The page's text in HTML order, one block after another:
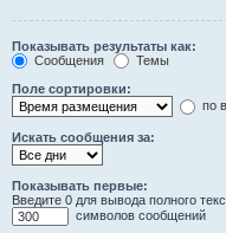
Показывать результаты как:
Сообщения
Темы
Поле сортировки:
по
Искать сообщения за:
Показывать первые:
Введите 0 для вывода полного
символов сообщений